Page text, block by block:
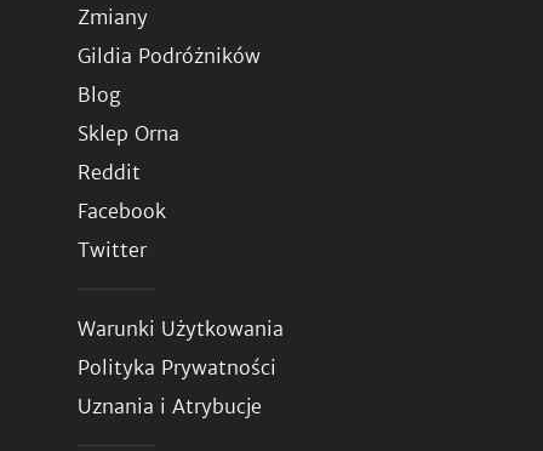
Zmiany
Gildia Podróżników
Blog
Sklep Orna
Reddit
Facebook
Twitter
Warunki Użytkowania
Polityka Prywatności
Uznania i Atrybucje